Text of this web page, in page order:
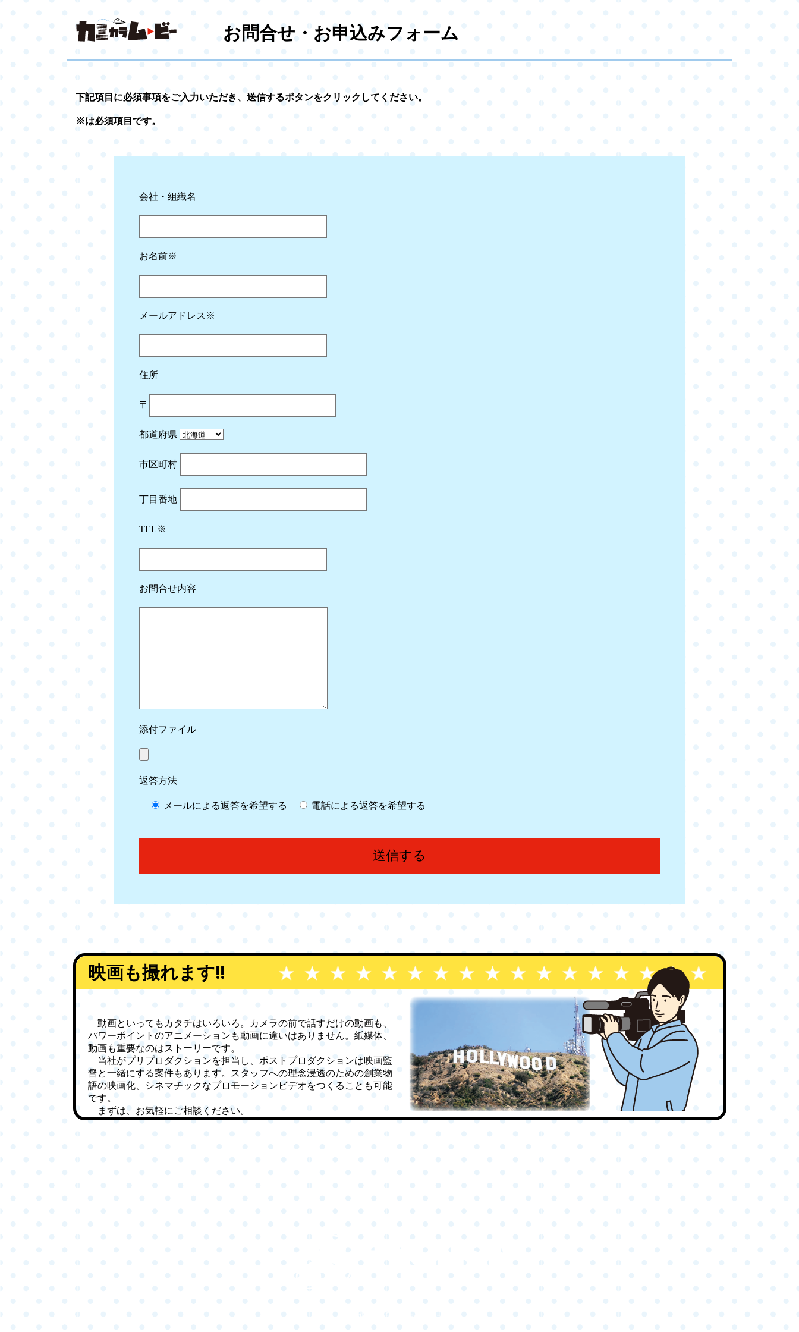
お問合せ・お申込みフォーム
下記項目に必須事項をご入力いただき、送信するボタンをクリックしてください。
※は必須項目です。
会社・組織名
お名前※
メールアドレス※
住所
〒
都道府県
市区町村
丁目番地
TEL※
お問合せ内容
添付ファイル
返答方法
メールによる返答を希望する 電話による返答を希望する
映画も撮れます!!
動画といってもカタチはいろいろ。カメラの前で話すだけの動画も、
パワーポイントのアニメーションも動画に違いはありません。紙媒体、
動画も重要なのはストーリーです。
当社がプリプロダクションを担当し、ポストプロダクションは映画監
督と一緒にする案件もあります。スタッフへの理念浸透のための創業物
語の映画化、シネマチックなプロモーションビデオをつくることも可能
です。
まずは、お気軽にご相談ください。